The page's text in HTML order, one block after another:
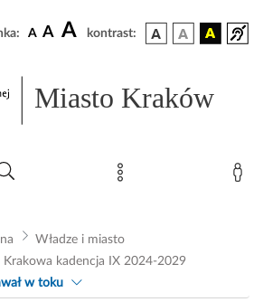
A A A kontrast:
Miasto Kraków
Władze i miasto
Krakowa kadencja IX 2024-2029
w toku